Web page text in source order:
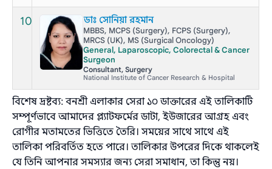
10 ডাঃ সোনিয়া রহমান
MBBS, MCPS (Surgery), FCPS (Surgery),
MRCS (UK), MS (Surgical Oncology)
General, Laparoscopic, Colorectal & Cancer
Surgeon
Consultant, Surgery
National Institute of Cancer Research & Hospital
বিশেষ দ্রষ্টব্য: বনশ্রী এলাকার সেরা ১০ ডাক্তারের এই তালিকাটি
সম্পূর্ণভাবে আমাদের প্ল্যাটফর্মের ডাটা, ইউজারের আগ্রহ এবং
রোগীর মতামতের ভিত্তিতে তৈরি। সময়ের সাথে সাথে এই
তালিকা পরিবর্তিত হতে পারে। তালিকার উপরের দিকে থাকলেই
যে তিনি আপনার সমস্যার জন্য সেরা সমাধান, তা কিন্তু নয়।